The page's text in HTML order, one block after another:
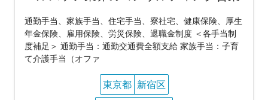
通勤手当、家族手当、住宅手当、寮社宅、健康保険、厚生
年金保険、雇用保険、労災保険、退職金制度 ＜各手当制
度補足＞ 通勤手当：通勤交通費全額支給 家族手当：子育
て介護手当（オファ
東京都 新宿区